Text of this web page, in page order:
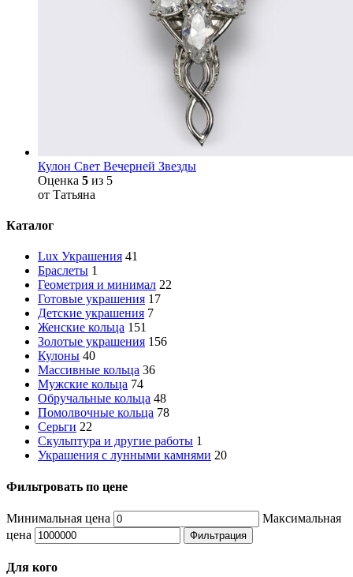
Кулон Свет Вечерней Звезды
Оценка 5 из 5
от Татьяна
Каталог
Lux Украшения 41
Браслеты 1
Геометрия и минимал 22
Готовые украшения 17
Детские украшения 7
Женские кольца 151
Золотые украшения 156
Кулоны 40
Массивные кольца 36
Мужские кольца 74
Обручальные кольца 48
Помолвочные кольца 78
Серьги 22
Скульптура и другие работы 1
Украшения с лунными камнями 20
Фильтровать по цене
Минимальная цена
Максимальная
цена
Фильтрация
Для кого